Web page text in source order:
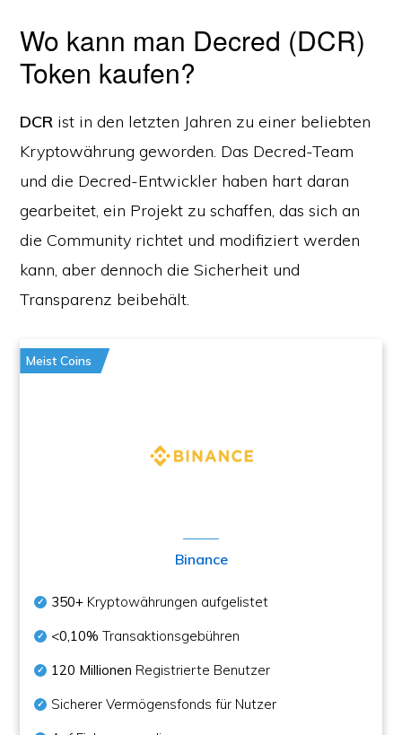
Wo kann man Decred (DCR)
Token kaufen?
DCR ist in den letzten Jahren zu einer beliebten
Kryptowährung geworden. Das Decred-Team
und die Decred-Entwickler haben hart daran
gearbeitet, ein Projekt zu schaffen, das sich an
die Community richtet und modifiziert werden
kann, aber dennoch die Sicherheit und
Transparenz beibehält.
Meist Coins
Binance
350+ Kryptowährungen aufgelistet
<0,10% Transaktionsgebühren
120 Millionen Registrierte Benutzer
Sicherer Vermögensfonds für Nutzer